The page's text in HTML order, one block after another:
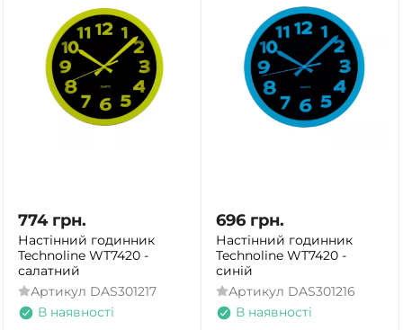
774 грн.
Настінний годинник
Technoline WT7420 -
салатний
Артикул DAS301217
В наявності
696 грн.
Настінний годинник
Technoline WT7420 -
синій
Артикул DAS301216
В наявності